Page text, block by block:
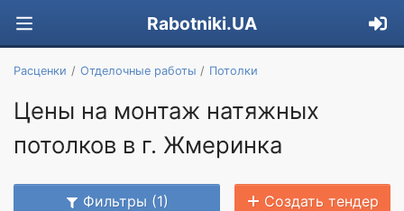
Rabotniki.UA
Расценки Отделочные работы Потолки
Цены на монтаж натяжных
потолков в г. Жмеринка
Фильтры (1) Создать тендер